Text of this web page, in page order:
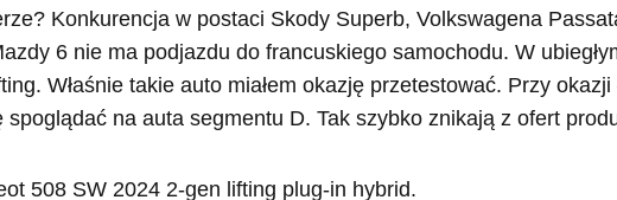
Konkurencja w postaci Skody Superb, Volkswagena
6 nie ma podjazdu do francuskiego samochodu. W
Właśnie takie auto miałem okazję przetestować. Przy okazji
spoglądać na auta segmentu D. Tak szybko znikają z ofert